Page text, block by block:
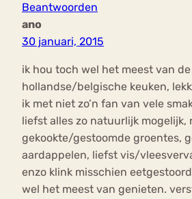
Beantwoorden
ano
30 januari, 2015
ik hou toch wel het meest van de
hollandse/belgische keuken,
ik met niet zo’n fan van vele
liefst alles zo natuurlijk mogelijk,
gekookte/gestoomde groentes,
aardappelen, liefst vis/
enzo klink misschien
wel het meest van genieten.